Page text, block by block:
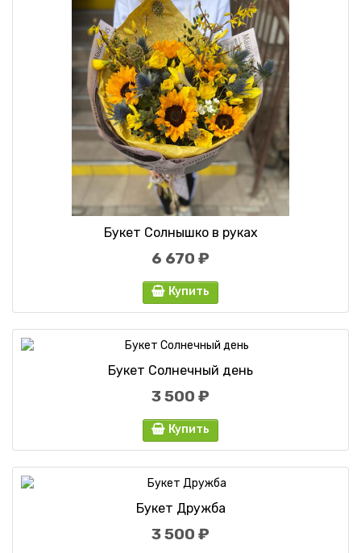
Букет Солнышко в руках
6 670 ₽
Купить
Букет Солнечный день
3 500 ₽
Купить
Букет Дружба
3 500 ₽